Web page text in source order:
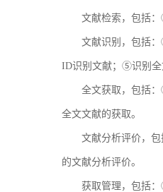
文献检索，包括
文献识别，包括
ID识别文献；⑤识别全
全文获取，包括
全文文献的获取。
文献分析评价，
的文献分析评价。
获取管理，包括